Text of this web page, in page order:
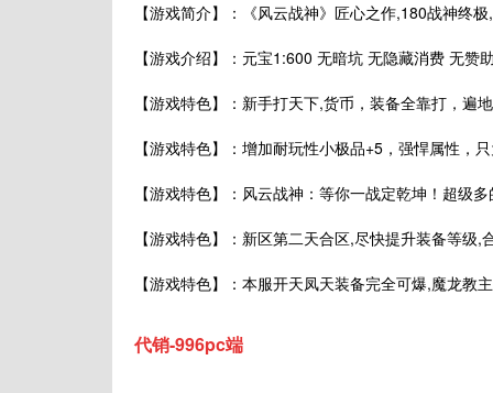
【游戏简介】：《风云战神》匠心之作,180战神终
【游戏介绍】：元宝1:600 无暗坑 无隐藏消费 无赞
【游戏特色】：新手打天下,货币，装备全靠打，遍
【游戏特色】：增加耐玩性小极品+5，强悍属性，
【游戏特色】：风云战神：等你一战定乾坤！超级
【游戏特色】：新区第二天合区,尽快提升装备等级,
【游戏特色】：本服开天凤天装备完全可爆,魔龙教
代销-996pc端